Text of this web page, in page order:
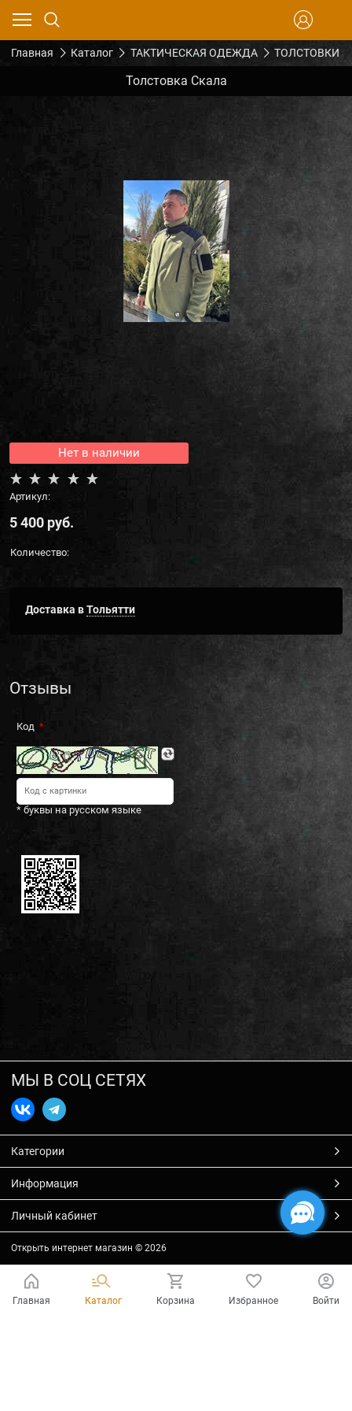
Главная Каталог ТАКТИЧЕСКАЯ ОДЕЖДА ТОЛСТОВКИ
Толстовка Скала
Нет в наличии
Артикул:
5 400 руб.
Количество:
Доставка вТольятти
Отзывы
Код
* буквы на русском языке
МЫ В СОЦ СЕТЯХ
Категории
Информация
Личный кабинет
Открыть интернет магазин © 2026
Главная Каталог Корзина Избранное Войти